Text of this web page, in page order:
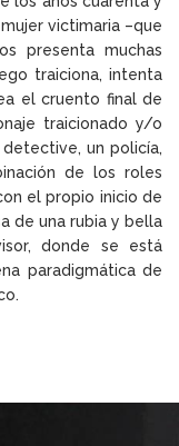
victimaria –que
presenta muchas
traiciona, intenta
el cruento final de
traicionado y/o
un policía,
de los roles
el propio inicio de
de una rubia y bella
donde se está
paradigmática de